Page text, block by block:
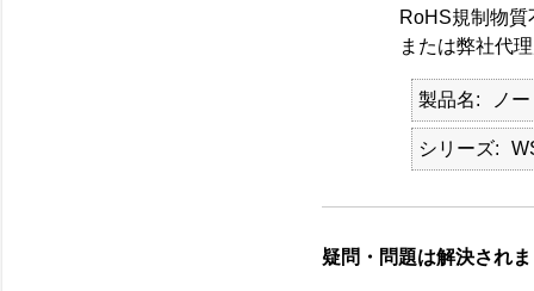
RoHS規制物
または弊社代
製品名 ノ
シリーズ
疑問・問題は解決され